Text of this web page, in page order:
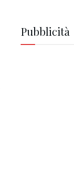
Pubblicità